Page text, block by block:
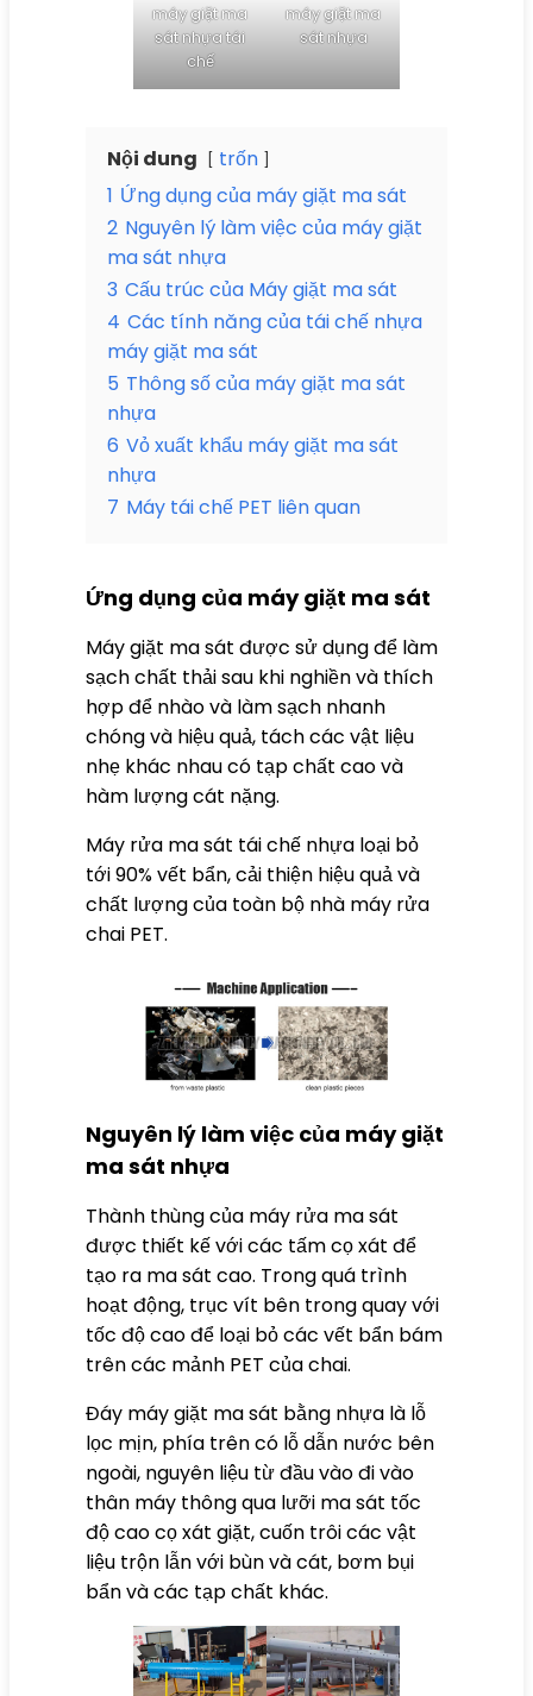
máy giặt ma
sát nhựa tái
chế
máy giặt ma
sát nhựa
Nội dung
trốn
1 Ứng dụng của máy giặt ma sát
2 Nguyên lý làm việc của máy giặt
ma sát nhựa
3 Cấu trúc của Máy giặt ma sát
4 Các tính năng của tái chế nhựa
máy giặt ma sát
5 Thông số của máy giặt ma sát
nhựa
6 Vỏ xuất khẩu máy giặt ma sát
nhựa
7 Máy tái chế PET liên quan
Ứng dụng của máy giặt ma sát
Máy giặt ma sát được sử dụng để làm
sạch chất thải sau khi nghiền và thích
hợp để nhào và làm sạch nhanh
chóng và hiệu quả, tách các vật liệu
nhẹ khác nhau có tạp chất cao và
hàm lượng cát nặng.
Máy rửa ma sát tái chế nhựa loại bỏ
tới 90% vết bẩn, cải thiện hiệu quả và
chất lượng của toàn bộ nhà máy rửa
chai PET.
Nguyên lý làm việc của máy giặt
ma sát nhựa
Thành thùng của máy rửa ma sát
được thiết kế với các tấm cọ xát để
tạo ra ma sát cao. Trong quá trình
hoạt động, trục vít bên trong quay với
tốc độ cao để loại bỏ các vết bẩn bám
trên các mảnh PET của chai.
Đáy máy giặt ma sát bằng nhựa là lỗ
lọc mịn, phía trên có lỗ dẫn nước bên
ngoài, nguyên liệu từ đầu vào đi vào
thân máy thông qua lưỡi ma sát tốc
độ cao cọ xát giặt, cuốn trôi các vật
liệu trộn lẫn với bùn và cát, bơm bụi
bẩn và các tạp chất khác.